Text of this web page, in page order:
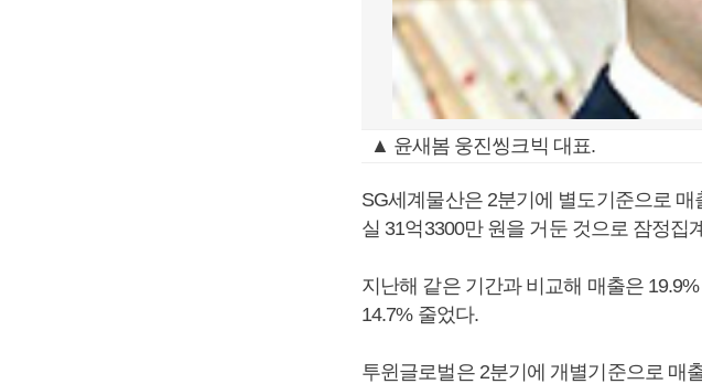
▲ 윤새봄 웅진씽크빅 대표.
SG세계물산은 2분기에 별도기준으로
실 31억3300만 원을 거둔 것으로 잠정집
지난해 같은 기간과 비교해 매출은
14.7% 줄었다.
투윈글로벌은 2분기에 개별기준으로 매